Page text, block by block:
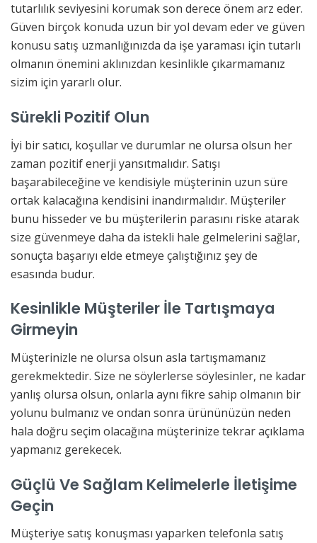
tutarlılık seviyesini korumak son derece önem arz eder.
Güven birçok konuda uzun bir yol devam eder ve güven
konusu satış uzmanlığınızda da işe yaraması için tutarlı
olmanın önemini aklınızdan kesinlikle çıkarmamanız
sizim için yararlı olur.
Sürekli Pozitif Olun
İyi bir satıcı, koşullar ve durumlar ne olursa olsun her
zaman pozitif enerji yansıtmalıdır. Satışı
başarabileceğine ve kendisiyle müşterinin uzun süre
ortak kalacağına kendisini inandırmalıdır. Müşteriler
bunu hisseder ve bu müşterilerin parasını riske atarak
size güvenmeye daha da istekli hale gelmelerini sağlar,
sonuçta başarıyı elde etmeye çalıştığınız şey de
esasında budur.
Kesinlikle Müşteriler İle Tartışmaya
Girmeyin
Müşterinizle ne olursa olsun asla tartışmamanız
gerekmektedir. Size ne söylerlerse söylesinler, ne kadar
yanlış olursa olsun, onlarla aynı fikre sahip olmanın bir
yolunu bulmanız ve ondan sonra ürününüzün neden
hala doğru seçim olacağına müşterinize tekrar açıklama
yapmanız gerekecek.
Güçlü Ve Sağlam Kelimelerle İletişime
Geçin
Müşteriye satış konuşması yaparken telefonla satış